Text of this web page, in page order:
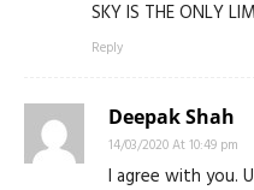
SKY IS THE ONLY
Reply
Deepak Shah
14/03/2020 At 10:49 pm
I agree with you.